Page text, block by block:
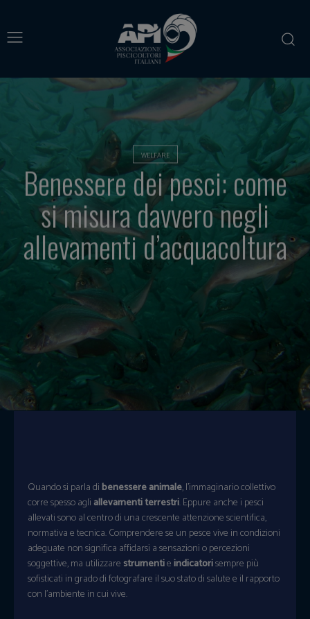
WELFARE
Benessere dei pesci: come
si misura davvero negli
allevamenti d’acquacoltura
Quando si parla dibenessere animale, l’immaginario collettivo
corre spesso agli allevamenti terrestri. Eppure anche i pesci
allevati sono al centro di una crescente attenzione scientifica,
normativa e tecnica. Comprendere se un pesce vive in condizioni
adeguate non significa affidarsi a sensazioni o percezioni
soggettive, ma utilizzarestrumentieindicatorisempre più
sofisticati in grado di fotografare il suo stato di salute e il rapporto
con l’ambiente in cui vive.